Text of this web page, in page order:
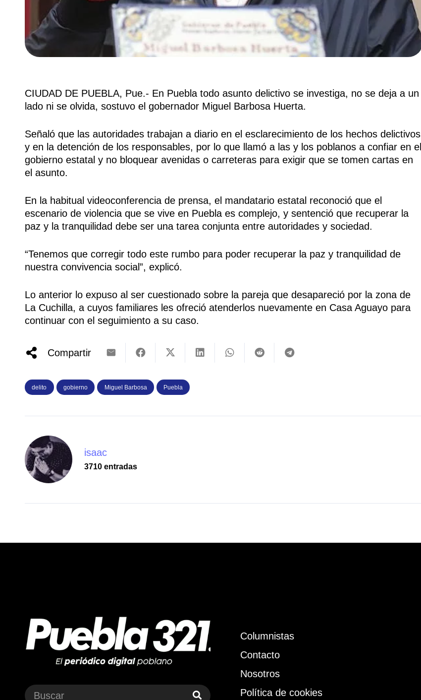
CIUDAD DE PUEBLA, Pue.- En Puebla todo asunto delictivo se investiga, no se deja a un
lado ni se olvida, sostuvo el gobernador Miguel Barbosa Huerta.
Señaló que las autoridades trabajan a diario en el esclarecimiento de los hechos delictivos
y en la detención de los responsables, por lo que llamó a las y los poblanos a confiar en el
gobierno estatal y no bloquear avenidas o carreteras para exigir que se tomen cartas en
el asunto.
En la habitual videoconferencia de prensa, el mandatario estatal reconoció que el
escenario de violencia que se vive en Puebla es complejo, y sentenció que recuperar la
paz y la tranquilidad debe ser una tarea conjunta entre autoridades y sociedad.
“Tenemos que corregir todo este rumbo para poder recuperar la paz y tranquilidad de
nuestra convivencia social”, explicó.
Lo anterior lo expuso al ser cuestionado sobre la pareja que desapareció por la zona de
La Cuchilla, a cuyos familiares les ofreció atenderlos nuevamente en Casa Aguayo para
continuar con el seguimiento a su caso.
Compartir
delito gobierno Miguel Barbosa Puebla
isaac
3710 entradas
Columnistas
Contacto
Nosotros
Política de cookies